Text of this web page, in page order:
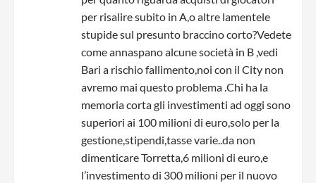
per risalire subito in A,o altre lamentele
stupide sul presunto braccino corto?Vedete
come annaspano alcune società in B ,vedi
Bari a rischio fallimento,noi con il City non
avremo mai questo problema .Chi ha la
memoria corta gli investimenti ad oggi sono
superiori ai 100 milioni di euro,solo per la
gestione,stipendi,tasse varie..da non
dimenticare Torretta,6 milioni di euro,e
l’investimento di 300 milioni per il nuovo